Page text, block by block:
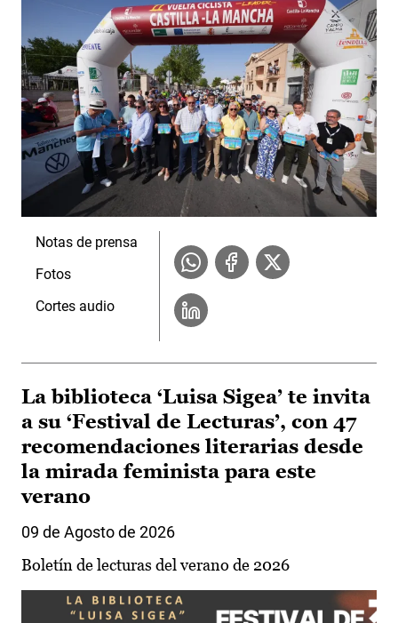
Notas de prensa
Fotos
Cortes audio
La biblioteca ‘Luisa Sigea’ te invita
a su ‘Festival de Lecturas’, con 47
recomendaciones literarias desde
la mirada feminista para este
verano
09 de Agosto de 2026
Boletín de lecturas del verano de 2026